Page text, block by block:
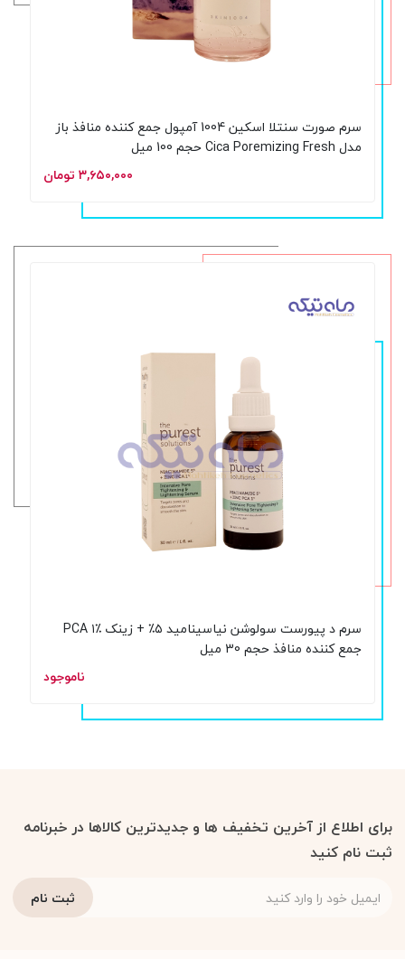
سرم صورت سنتلا اسکین 1004 آمپول جمع کننده منافذ باز
مدل Cica Poremizing Fresh حجم 100 میل
۳,۶۵۰,۰۰۰ تومان
سرم د پیورست سولوشن نیاسینامید ۵٪ + زینک PCA ۱٪
جمع کننده منافذ حجم 30 میل
ناموجود
برای اطلاع از آخرین تخفیف ها و جدیدترین کالاها در خبرنامه
ثبت نام کنید